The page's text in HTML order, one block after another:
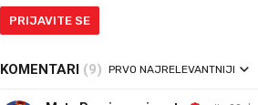
PRIJAVITE SE
KOMENTARI (9) PRVO NAJRELEVANTNIJI